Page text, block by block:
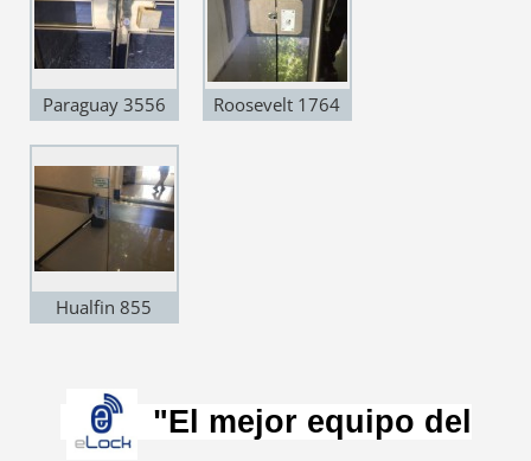
Paraguay 3556 Roosevelt 1764
Hualfin 855
"El mejor equipo del